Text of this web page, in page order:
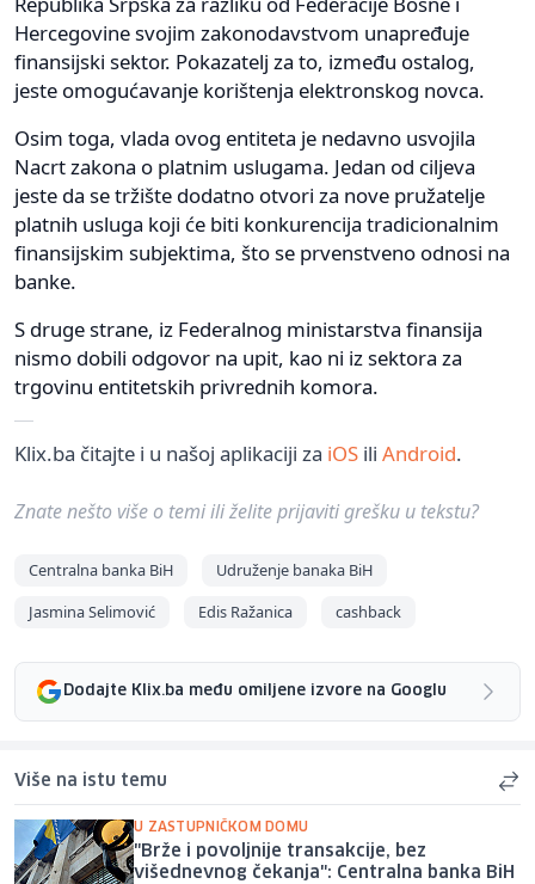
Hercegovine svojim zakonodavstvom unapređuje
finansijski sektor. Pokazatelj za to, između ostalog,
jeste omogućavanje korištenja elektronskog novca.
Osim toga, vlada ovog entiteta je nedavno usvojila
Nacrt zakona o platnim uslugama. Jedan od ciljeva
jeste da se tržište dodatno otvori za nove pružatelje
platnih usluga koji će biti konkurencija tradicionalnim
finansijskim subjektima, što se prvenstveno odnosi na
banke.
S druge strane, iz Federalnog ministarstva finansija
nismo dobili odgovor na upit, kao ni iz sektora za
trgovinu entitetskih privrednih komora.
Klix.ba čitajte i u našoj aplikaciji za iOS ili Android.
Znate nešto više o temi ili želite prijaviti grešku u tekstu?
Centralna banka BiH
Udruženje banaka BiH
Jasmina Selimović
Edis Ražanica cashback
Dodajte Klix.ba među omiljene izvore na Googlu
Više na istu temu
U ZASTUPNIČKOM DOMU
"Brže i povoljnije transakcije, bez
višednevnog čekanja": Centralna banka BiH